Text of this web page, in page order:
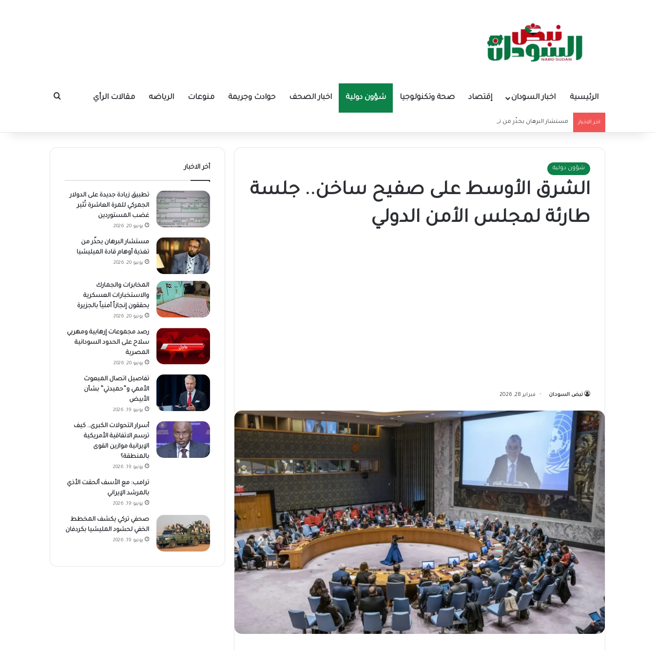
الرئيسية اخبار السودان إقتصاد صحة وتكنولوجيا شؤون دولية اخبار الصحف حوادث وجريمة منوعات الرياضه مقالات الرأي بحث عن
اخر الاخبار مستشار البرهان يحذّر من تغذية أوهام قادة الميليشيا
شؤون دولية
الشرق الأوسط على صفيح ساخن.. جلسة
طارئة لمجلس الأمن الدولي
نبض السودان فبراير 28, 2026
أخر الاخبار
تطبيق زيادة جديدة على الدولار
الجمركي للمرة العاشرة تُثير
غضب المستوردين
يونيو 20, 2026
مستشار البرهان يحذّر من
تغذية أوهام قادة الميليشيا
يونيو 20, 2026
المخابرات والجمارك
والاستخبارات العسكرية
يحققون إنجازاً أمنياً بالجزيرة
يونيو 20, 2026
رصد مجموعات إرهابية ومهربي
سلاح على الحدود السودانية
المصرية
يونيو 20, 2026
تفاصيل اتصال المبعوث
الأممي و”حميدتي” بشأن
الأبيض
يونيو 19, 2026
أسرار التحولات الكبرى.. كيف
ترسم الاتفاقية الأمريكية
الإيرانية موازين القوى
بالمنطقة؟
يونيو 19, 2026
ترامب: مع الأسف ألحقت الأذي
بالمرشد الإيراني
يونيو 19, 2026
صحفي تركي يكشف المخطط
الخفي لحشود المليشيا بكردفان
يونيو 19, 2026